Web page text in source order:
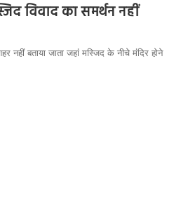
विवाद का समर्थन नहीं
नहीं बताया जाता जहां मस्जिद के नीचे मंदिर होने